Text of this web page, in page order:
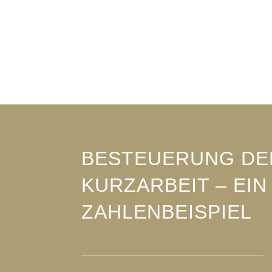
BESTEUERUNG
KURZARBEIT – EIN
ZAHLENBEISPIEL